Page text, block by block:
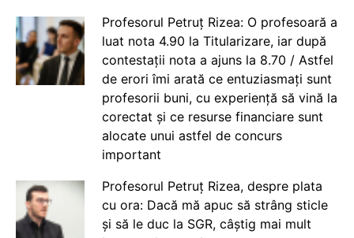
Profesorul Petruț Rizea: O profesoară a
luat nota 4.90 la Titularizare, iar după
contestații nota a ajuns la 8.70 / Astfel
de erori îmi arată ce entuziasmați sunt
profesorii buni, cu experiență să vină la
corectat și ce resurse financiare sunt
alocate unui astfel de concurs
important
Profesorul Petruț Rizea, despre plata
cu ora: Dacă mă apuc să strâng sticle
și să le duc la SGR, câștig mai mult